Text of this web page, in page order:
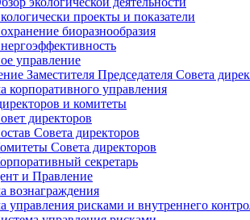
проекты и показатели
биоразнообразия
управление
Заместителя Председателя Совета
корпоративного управления
и комитеты
директоров
Совета директоров
Совета директоров
секретарь
и Правление
вознаграждения
управления рисками и внутреннего